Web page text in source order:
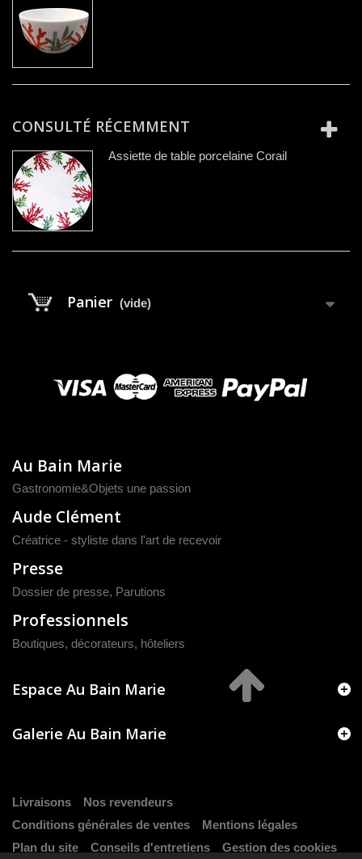
CONSULTÉ RÉCEMMENT
Assiette de table porcelaine Corail
Panier (vide)
Au Bain Marie
Gastronomie&Objets une passion
Aude Clément
Créatrice - styliste dans l'art de recevoir
Presse
Dossier de presse, Parutions
Professionnels
Boutiques, décorateurs, hôteliers
Espace Au Bain Marie
Galerie Au Bain Marie
Livraisons
Nos revendeurs
Conditions générales de ventes
Mentions légales
Plan du site
Conseils d'entretiens Gestion des cookies